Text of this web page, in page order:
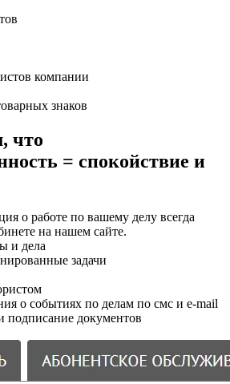
компании
знаков
что
= спокойствие и
о работе по вашему делу всегда
на нашем сайте.
и дела
задачи
о событиях по делам по смс и e-mail
подписание документов